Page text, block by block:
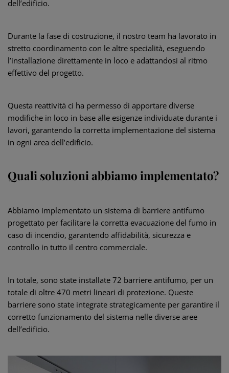
dell’edificio.
Durante la fase di costruzione, il nostro team ha lavorato in
stretto coordinamento con le altre specialità, eseguendo
l’installazione direttamente in loco e adattandosi al ritmo
effettivo del progetto.
Questa reattività ci ha permesso di apportare diverse
modifiche in loco in base alle esigenze individuate durante i
lavori, garantendo la corretta implementazione del sistema
in ogni area dell’edificio.
Quali soluzioni abbiamo implementato?
Abbiamo implementato un sistema di barriere antifumo
progettato per facilitare la corretta evacuazione del fumo in
caso di incendio, garantendo affidabilità, sicurezza e
controllo in tutto il centro commerciale.
In totale, sono state installate 72 barriere antifumo, per un
totale di oltre 470 metri lineari di protezione. Queste
barriere sono state integrate strategicamente per garantire il
corretto funzionamento del sistema nelle diverse aree
dell’edificio.